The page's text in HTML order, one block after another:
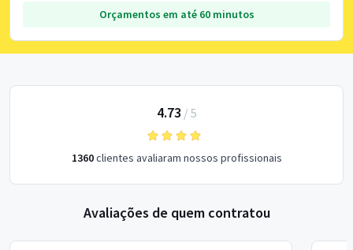
Orçamentos em até 60 minutos
4.73 / 5
1360clientes avaliaram nossos profissionais
Avaliações de quem contratou